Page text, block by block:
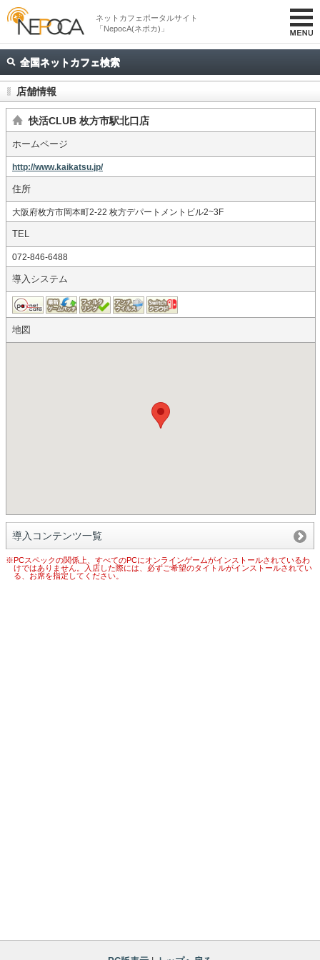
ネットカフェポータルサイト
「NepocA(ネポカ)」
全国ネットカフェ検索
店舗情報
快活CLUB 枚方市駅北口店
ホームページ
http://www.kaikatsu.jp/
住所
大阪府枚方市岡本町2-22 枚方デパートメントビル2~3F
TEL
072-846-6488
導入システム
地図
導入コンテンツ一覧
※PCスペックの関係上、すべてのPCにオンラインゲームがインストールされているわ
けではありません。入店した際には、必ずご希望のタイトルがインストールされてい
る、お席を指定してください。